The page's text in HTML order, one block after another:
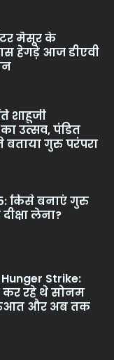
मैसूर के
हेगड़े आज डीएवी
शाहूजी
का उत्सव, पंडित
बताया गुरु परंपरा
किसे बनाएं गुरु
लेना?
Strike:
रहे थे सोनम
और अब तक